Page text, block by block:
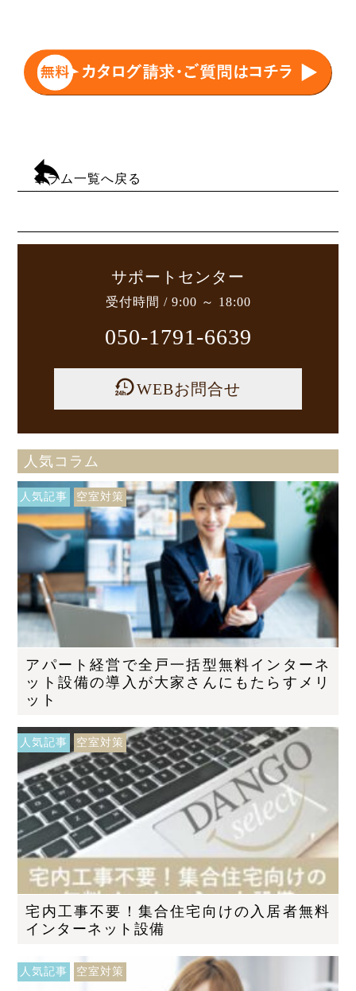
コラム一覧へ戻る
サポートセンター
受付時間 / 9:00 ～ 18:00
050-1791-6639
WEBお問合せ
人気コラム
人気記事 空室対策
アパート経営で全戸一括型無料インターネ
ット設備の導入が大家さんにもたらすメリ
ット
人気記事 空室対策
宅内工事不要！集合住宅向けの入居者無料
インターネット設備
人気記事 空室対策